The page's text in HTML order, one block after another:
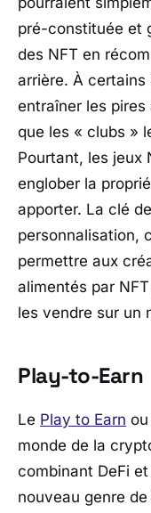
pré-constituée et
des NFT en
arrière. À certains
entraîner les
que les « clubs »
Pourtant, les jeux
englober la
apporter. La clé
personnalisation,
permettre aux
alimentés par
les vendre sur un
Play-to-Earn
Le Play to Earn ou
monde de la
combinant DeFi
nouveau genre